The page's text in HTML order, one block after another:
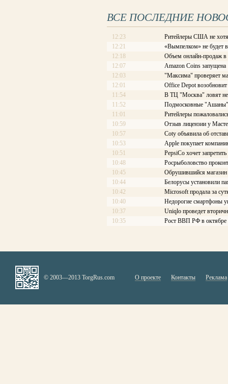
ВСЕ ПОСЛЕДНИЕ
12:23
Ритейлеры США не
12:21
«Вымпелком» не будет
12:18
Объем онлайн-продаж
12:07
Amazon Coins запущена
12:03
"Максима" проверяет
12:01
Office Depot
11:54
В ТЦ "Москва" ловят
11:52
Подмосковные "Ашаны"
11:01
Ритейлеры
10:59
Отзыв лицензии у
10:57
Coty объявила об
10:53
Apple покупает
10:51
PepsiCo хочет
10:48
Росрыболовство
10:45
Обрушившийся магазин
10:44
Белорусы установили
10:42
Microsoft продала за
10:40
Недорогие смартфоны
10:37
Uniqlo проведет
10:35
Рост ВВП РФ в октябре
© 2003—2013 TorgRus.com О проекте Контакты Реклама